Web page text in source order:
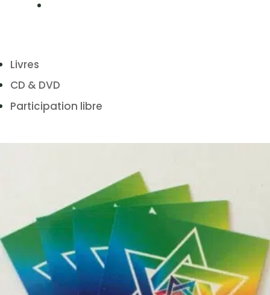
Livres
CD & DVD
Participation libre